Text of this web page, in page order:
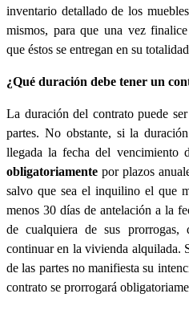
inventario detallado de los
mismos, para que una vez
que éstos se entregan en su
¿Qué duración debe tener un
La duración del contrato puede
partes. No obstante, si la
llegada la fecha del vencimiento
obligatoriamente por plazos
salvo que sea el inquilino el que
menos 30 días de antelación a la
de cualquiera de sus
continuar en la vivienda alquilada.
de las partes no manifiesta su
contrato se prorrogará